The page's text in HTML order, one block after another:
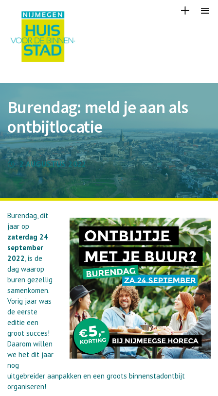
Burendag: meld je aan als
ontbijtlocatie
2 AUGUSTUS 2022
Burendag, dit
jaar op
zaterdag 24
september
2022, is de
dag waarop
buren gezellig
samenkomen.
Vorig jaar was
de eerste
editie een
groot succes!
Daarom willen
we het dit jaar
nog
uitgebreider aanpakken en een groots binnenstadontbijt
organiseren!